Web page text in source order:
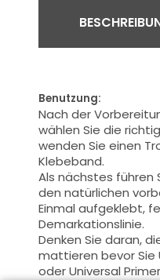
Benutzung:
Nach der
wählen Siedie
wenden Sie einen
Klebeband.
Als nächstes führen
den natürlichen
Einmal aufgeklebt,
Demarkationslinie.
Denken Sie daran,
mattierenbevor Sie
oder Universal Primer